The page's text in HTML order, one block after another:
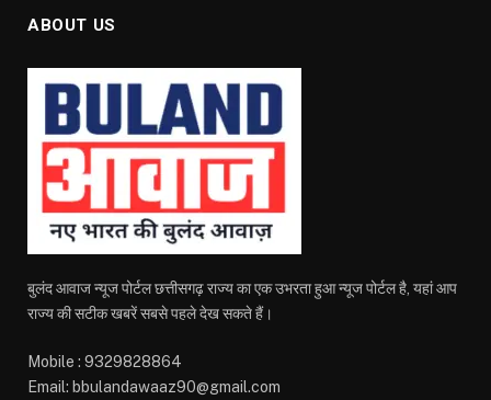
ABOUT US
बुलंद आवाज न्यूज पोर्टल छत्तीसगढ़ राज्य का एक उभरता हुआ न्यूज पोर्टल है, यहां आप
राज्य की सटीक खबरें सबसे पहले देख सकते हैं।
Mobile : 9329828864
Email: bbulandawaaz90@gmail.com